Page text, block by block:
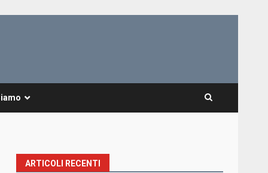
ARTICOLI RECENTI